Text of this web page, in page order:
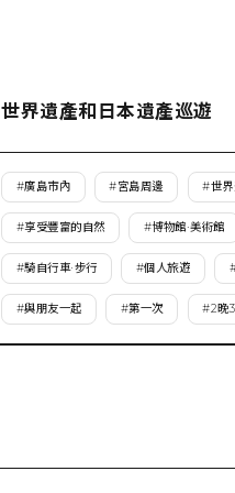
世界遺產和日本遺產巡遊
#廣島市內 #宮島周邊 #世
#享受豐富的自然 #博物館·美術館
#騎自行車·步行 #個人旅遊
#與朋友一起 #第一次 #2晚